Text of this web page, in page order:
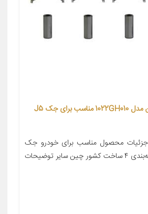
پیستون و گژنپین مدل 1022GH010 مناسب برای جک J5
محصول مناسب برای خودرو جک
J۵ تعداد در بسته‌بندی ۴ ساخت کشور چین سایر توضیحات